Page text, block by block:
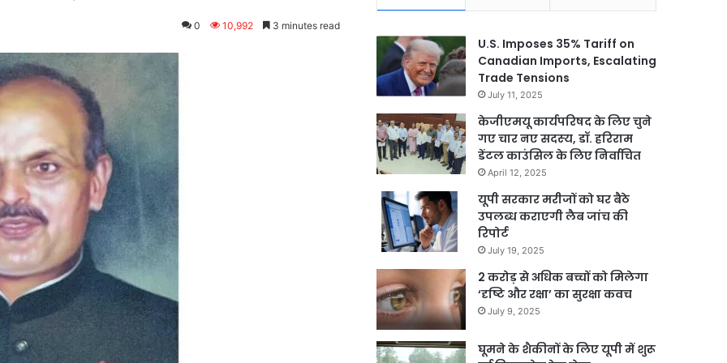
0 10,992 3 minutes read
U.S. Imposes 35% Tariff on
Canadian Imports, Escalating
Trade Tensions
July 11, 2025
केजीएमयू कार्यपरिषद के लिए चुने
गए चार नए सदस्‍य, डॉ. हरिराम
डेंटल काउंसिल के लिए निर्वाचित
April 12, 2025
यूपी सरकार मरीजों को घर बैठे
उपलब्ध कराएगी लैब जांच की
रिपोर्ट
July 19, 2025
2 करोड़ से अधिक बच्चों को मिलेगा
‘दृष्टि और रक्षा’ का सुरक्षा कवच
July 9, 2025
घूमने के शैकीनों के लिए यूपी में शुरू